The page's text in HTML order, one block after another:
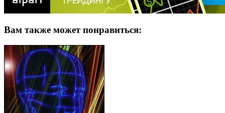
Вам также может понравиться: